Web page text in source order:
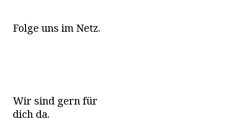
Folge uns im Netz.
Wir sind gern für
dich da.